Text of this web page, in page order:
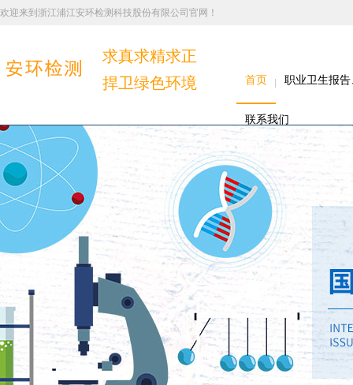
欢迎来到浙江浦江安环检测科技股份有限公司官网！
求真求精求正
捍卫绿色环境
首页 职业卫生报
联系我们